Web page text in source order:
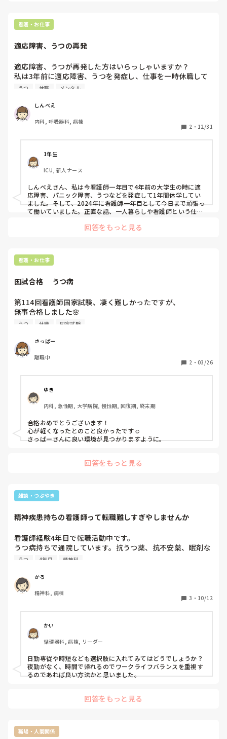
も承知ですが、認知症相手だと悪気はなく自分のものと思い込
んでるせいでいざこざが悪化するので、自分で責任持って管理
まないようにと本人・家族の前で説明します。
看護・お仕事
適応障害、うつの再発
適応障害、うつが再発した方はいらっしゃいますか？
私は3年前に適応障害、うつを発症し、仕事を一時休職して
いました。
再発に不安を抱えています。
もし、そのような方がいらっしゃいましたら、経験談を教え
てください。
うつ 休職 メンタル
しんべえ
内科, 呼吸器科, 病棟
2 ・ 12/31
1年生
ICU, 新人ナース
しんべえさん、私は今看護師一年目で4年前の大学生の時に適
応障害、パニック障害、うつなどを発症して1年間休学してい
ました。そして、2024年に看護師一年目として今日まで頑張っ
て働いていました。正直な話、一人暮らしや看護師という仕事
欲なし、体が重い、何もしたくないといったうつ状態に襲われ
なにか気になることありましたら気軽に質問してください🌼
回答をもっと見る
看護・お仕事
国試合格     うつ病
第114回看護師国家試験、凄く難しかったですが、
無事合格しました🌸
しかし、今うつ病で休職しており、治療中です。
「うつ病になる職業の第1位は看護師さんです。
治療されている方がとても多いです。」とのこと。
内服治療も効果があり、信頼出来る先生と治療が出来て
今の職場は退職も決定しており、
これからゆっくり次の環境を探そうと思います。
うつ 休職 国家試験
さっばー
離職中
2 ・ 03/26
ゆき
内科, 急性期, 大学病院, 慢性期, 回復期, 終末期
合格おめでとうございます！
心が軽くなったとのこと良かったです☺️
さっばーさんに良い環境が見つかりますように。
回答をもっと見る
雑談・つぶやき
精神疾患持ちの看護師って転職難しすぎやしませんか
看護師経験4年目で転職活動中です。
うつ病持ちで通院しています。抗うつ薬、抗不安薬、眠剤な
ど飲んでおり、今は精神状態も落ち着いており、夜も眠れて
8月末までは精神科病棟で日勤、夜勤ともにやっていまし
た。（夜勤は月5回ほど）。離職中であるため、情報を集め
ながらワークライフバランスを重視して、うつが再燃しない
求人情報をみていると正社員で、休みをしっかり取れるよう
なところで、ここだ！という決め手になるものがな
く、、、。面接に行っても結局は鬱は仕事に支障をきたさな
いところまで回復しておりますとお伝えしてもお見送りにな
る始末。
うつ病持ちの人が、休みをちゃんと休めるワークライフバラ
ンスのいい職場ってどこかないんでしょうか…？
うつ 4年目 精神科
かろ
精神科, 病棟
3 ・ 10/12
かい
循環器科, 病棟, リーダー
日勤専従や時短なども選択肢に入れてみてはどうでしょうか？
夜勤がなく、時間で帰れるのでワークライフバランスを重視す
るのであれば良い方法かと思いました。
回答をもっと見る
職場・人間関係